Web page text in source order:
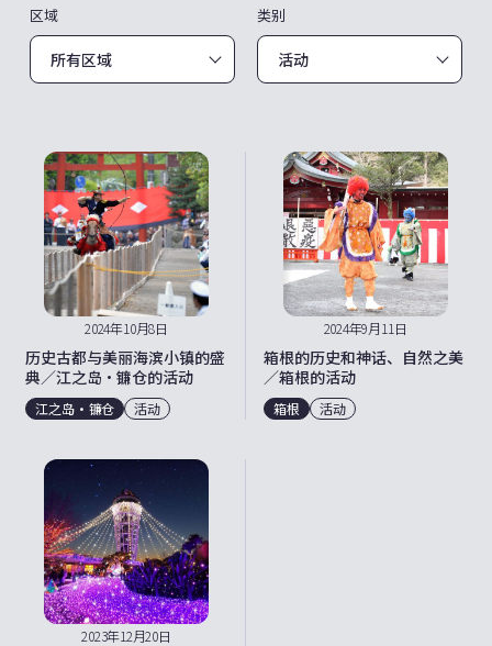
区域 类别
2024年10月8日
历史古都与美丽海滨小镇的盛
典／江之岛・镰仓的活动
江之岛・镰仓 活动
2024年9月11日
箱根的历史和神话、自然之美
／箱根的活动
箱根 活动
2023年12月20日